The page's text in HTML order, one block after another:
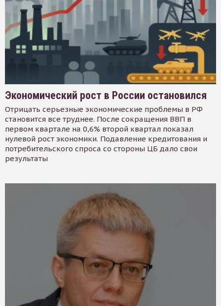
Экономический рост в России остановился
Отрицать серьезные экономические проблемы в РФ
становится все труднее. После сокращения ВВП в
первом квартале на 0,6% второй квартал показал
нулевой рост экономики. Подавление кредитования и
потребительского спроса со стороны ЦБ дало свои
результаты